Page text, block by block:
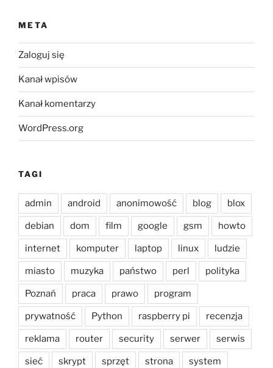
META
Zaloguj się
Kanał wpisów
Kanał komentarzy
WordPress.org
TAGI
admin android anonimowość blog blox
debian dom film google gsm howto
internet komputer laptop linux ludzie
miasto muzyka państwo perl polityka
Poznań praca prawo program
prywatność Python raspberry pi recenzja
reklama router security serwer serwis
sieć skrypt sprzęt strona system